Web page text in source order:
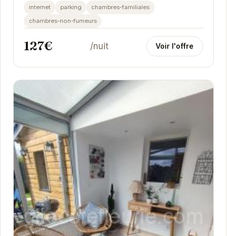
une note exceptionnelle de 10/10 basée sur...
internet parking
chambres-familiales
chambres-non-fumeurs
127€ /nuit Voir l'offre